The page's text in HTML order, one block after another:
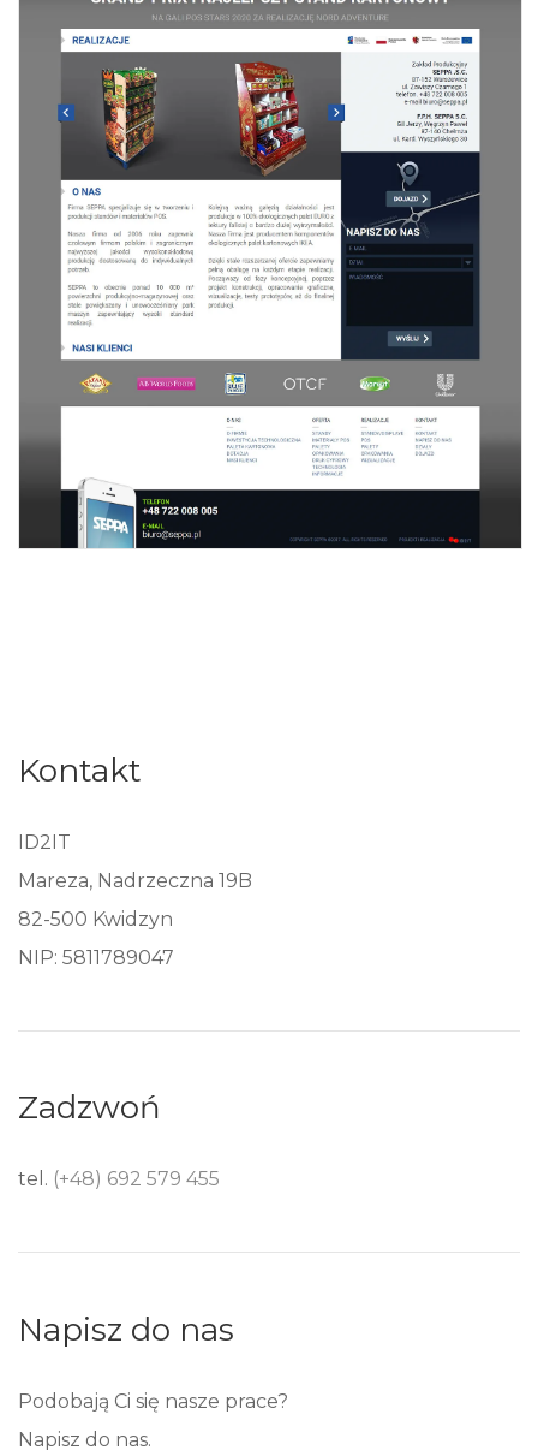
Kontakt
ID2IT
Mareza, Nadrzeczna 19B
82-500 Kwidzyn
NIP: 5811789047
Zadzwoń
tel. (+48) 692 579 455
Napisz do nas
Podobają Ci się nasze prace?
Napisz do nas.